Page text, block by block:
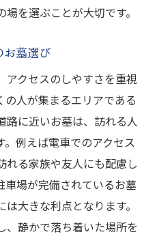
を選ぶことが大切です。
お墓選び
アクセスのしやすさを重視
人が集まるエリアである
路に近いお墓は、訪れる人
例えば電車でのアクセス
れる家族や友人にも配慮し
車場が完備されているお墓
大きな利点となります。
、静かで落ち着いた場所を